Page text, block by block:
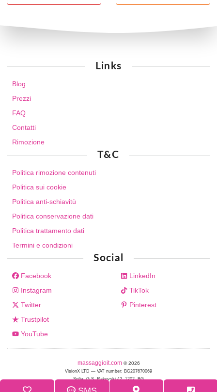
Links
Blog
Prezzi
FAQ
Contatti
Rimozione
T&C
Politica rimozione contenuti
Politica sui cookie
Politica anti-schiavitù
Politica conservazione dati
Politica trattamento dati
Termini e condizioni
Social
Facebook
Instagram
Twitter
Trustpilot
YouTube
LinkedIn
TikTok
Pinterest
massaggioit.com © 2026
VisionX LTD — VAT number: BG207670069
Sofia, G.S. Rakovski 42, 1202, BG